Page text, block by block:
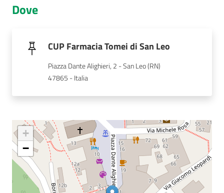
Dedicato
a...
Bandi
Concorsi
Dove
CUP Farmacia Tomei di San Leo
Piazza Dante Alighieri, 2 - San Leo (RN)
47865 - Italia
+
−